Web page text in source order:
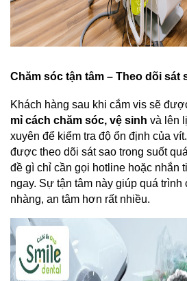
Chăm sóc tận tâm – Theo dõi sát
Khách hàng sau khi cắm vis sẽ
mỉ cách chăm sóc, vệ sinh và lên
xuyên để kiểm tra độ ổn định của
được theo dõi sát sao trong suốt
đề gì chỉ cần gọi hotline hoặc nhắn
ngay. Sự tận tâm này giúp quá
nhàng, an tâm hơn rất nhiều.